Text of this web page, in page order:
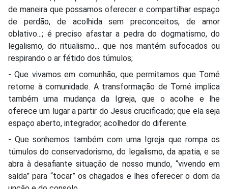
de maneira que possamos oferecer e compartilhar espaço
de perdão, de acolhida sem preconceitos, de amor
oblativo...; é preciso afastar a pedra do dogmatismo, do
legalismo, do ritualismo... que nos mantém sufocados ou
respirando o ar fétido dos túmulos;
- Que vivamos em comunhão, que permitamos que Tomé
retorne à comunidade. A transformação de Tomé implica
também uma mudança da Igreja, que o acolhe e lhe
oferece um lugar a partir do Jesus crucificado; que ela seja
espaço aberto, integrador, acolhedor do diferente.
- Que sonhemos também com uma Igreja que rompa os
túmulos do conservadorismo, do legalismo, da apatia, e se
abra à desafiante situação de nosso mundo, “vivendo em
saída” para “tocar” os chagados e lhes oferecer o dom da